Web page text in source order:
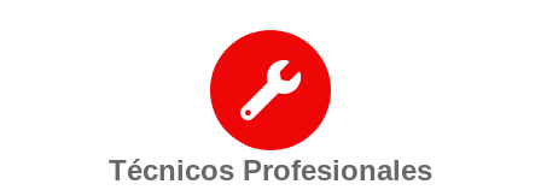
Técnicos Profesionales